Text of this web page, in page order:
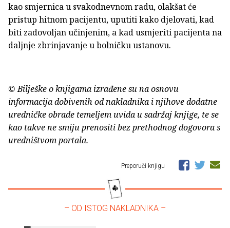
kao smjernica u svakodnevnom radu, olakšat će
pristup hitnom pacijentu, uputiti kako djelovati, kad
biti zadovoljan učinjenim, a kad usmjeriti pacijenta na
daljnje zbrinjavanje u bolničku ustanovu.
© Bilješke o knjigama izrađene su na osnovu
informacija dobivenih od nakladnika i njihove dodatne
uredničke obrade temeljem uvida u sadržaj knjige, te se
kao takve ne smiju prenositi bez prethodnog dogovora s
uredništvom portala.
Preporuči knjigu
– OD ISTOG NAKLADNIKA –